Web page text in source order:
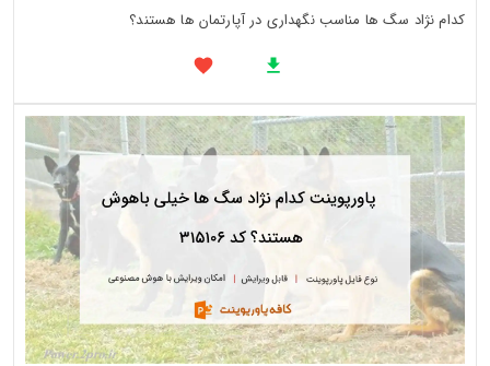
کدام نژاد سگ ها مناسب نگهداری در آپارتمان ها هستند؟